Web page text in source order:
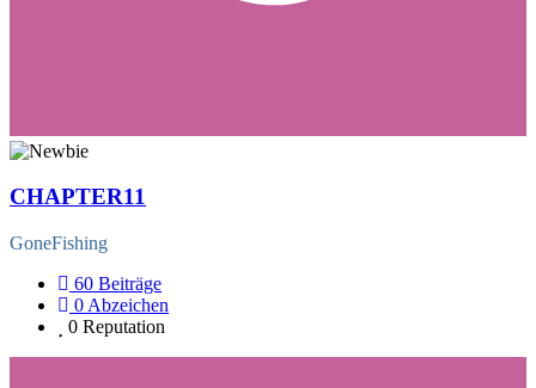
CHAPTER11
GoneFishing
60 Beiträge
0 Abzeichen
0 Reputation